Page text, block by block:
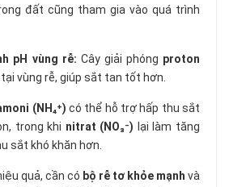
đất cũng tham gia vào quá trình
pH vùng rễ: Cây giải phóng proton
vùng rễ, giúp sắt tan tốt hơn.
(NH₄⁺) có thể hỗ trợ hấp thu sắt
trong khi nitrat (NO₃⁻) lại làm tăng
sắt khó khăn hơn.
quả, cần có bộ rễ tơ khỏe mạnh và